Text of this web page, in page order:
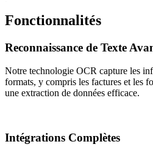
Fonctionnalités
Reconnaissance de Texte
Notre technologie OCR capture les
formats, y compris les factures et les
une extraction de données efficace.
Intégrations Complètes